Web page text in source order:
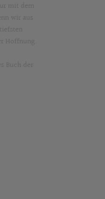
mit dem
wir aus
Hoffnung.
Buch der